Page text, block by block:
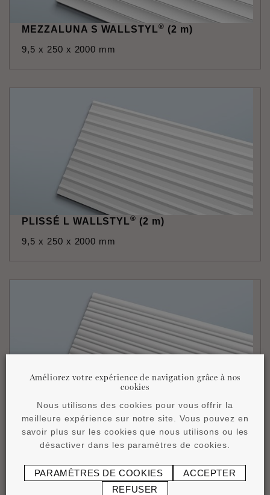
MEZZALUNA S WALLSTYL® (2 m)
9,5 x 250 x 2000 mm
PLISSÉ L WALLSTYL® (2 m)
9,5 x 250 x 2000 mm
CANOPÉE MIX WALLSTYL®(2 m)
9,5 x 250 x 2000 mm
Améliorez votre expérience de navigation grâce à nos
cookies
Nous utilisons des cookies pour vous offrir la
meilleure expérience sur notre site. Vous pouvez en
savoir plus sur les cookies que nous utilisons ou les
désactiver dans les paramètres de cookies.
PARAMÈTRES DE COOKIES
ACCEPTER
REFUSER